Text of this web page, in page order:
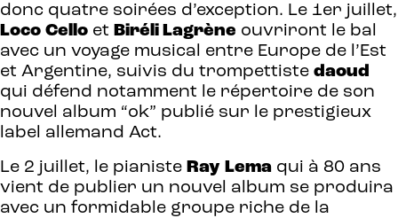
donc quatre soirées d’exception. Le 1er juillet,
Loco Cello et Biréli Lagrène ouvriront le bal
avec un voyage musical entre Europe de l’Est
et Argentine, suivis du trompettiste daoud
qui défend notamment le répertoire de son
nouvel album “ok” publié sur le prestigieux
label allemand Act.
Le 2 juillet, le pianiste Ray Lema qui à 80 ans
vient de publier un nouvel album se produira
avec un formidable groupe riche de la